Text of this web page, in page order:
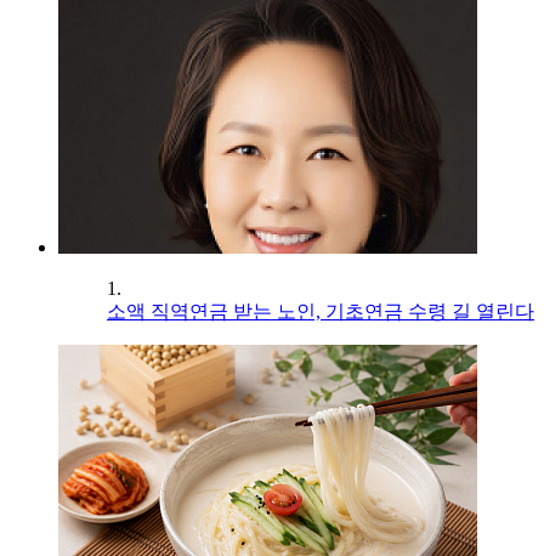
1.
소액 직역연금 받는 노인, 기초연금 수령 길 열린다